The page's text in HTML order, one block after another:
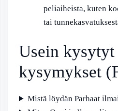
peliaiheista, kuten
tai
Usein kysytyt
kysymykset
Mistä löydän Parhaat